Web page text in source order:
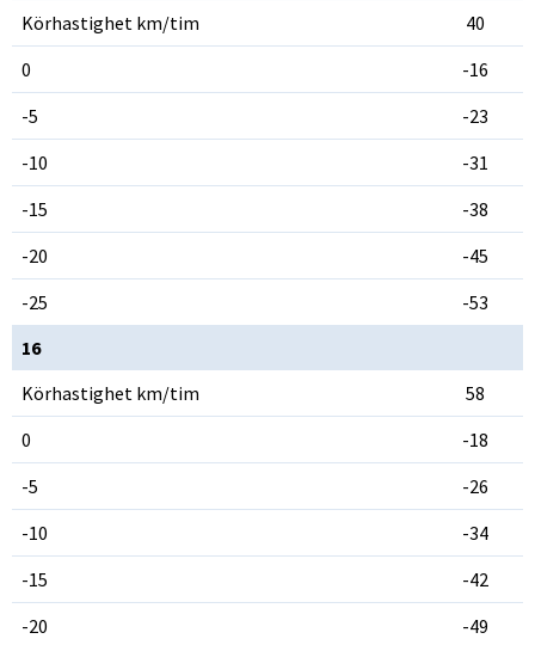
Körhastighet km/tim
40
0
-16
-5
-23
-10
-31
-15
-38
-20
-45
-25
-53
16
Körhastighet km/tim
58
0
-18
-5
-26
-10
-34
-15
-42
-20
-49